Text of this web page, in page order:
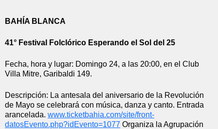
BAHÍA BLANCA
41° Festival Folclórico Esperando el Sol del 25
Fecha, hora y lugar: Domingo 24, a las 20:00, en el Club
Villa Mitre, Garibaldi 149.
Descripción: La antesala del aniversario de la Revolución
de Mayo se celebrará con música, danza y canto. Entrada
arancelada. www.ticketbahia.com/site/front-
datosEvento.php?idEvento=1077 Organiza la Agrupación